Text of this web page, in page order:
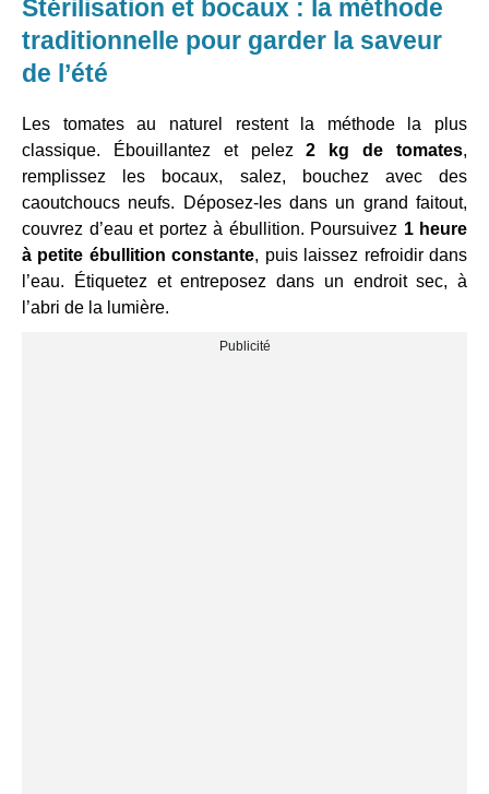
Stérilisation et bocaux : la méthode
traditionnelle pour garder la saveur
de l’été
Les tomates au naturel restent la méthode la plus
classique. Ébouillantez et pelez2 kg de tomates,
remplissez les bocaux, salez, bouchez avec des
caoutchoucs neufs. Déposez-les dans un grand faitout,
couvrez d’eau et portez à ébullition. Poursuivez 1 heure
à petite ébullition constante, puis laissez refroidir dans
l’eau. Étiquetez et entreposez dans un endroit sec, à
l’abri de la lumière.